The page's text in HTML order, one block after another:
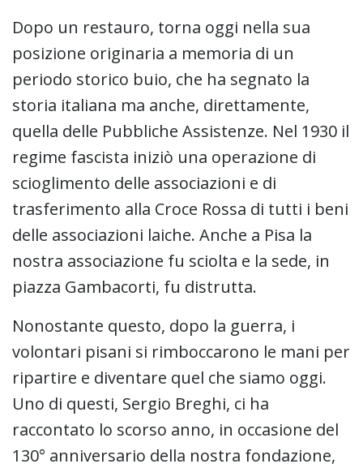
Dopo un restauro, torna oggi nella sua
posizione originaria a memoria di un
periodo storico buio, che ha segnato la
storia italiana ma anche, direttamente,
quella delle Pubbliche Assistenze. Nel 1930 il
regime fascista iniziò una operazione di
scioglimento delle associazioni e di
trasferimento alla Croce Rossa di tutti i beni
delle associazioni laiche. Anche a Pisa la
nostra associazione fu sciolta e la sede, in
piazza Gambacorti, fu distrutta.
Nonostante questo, dopo la guerra, i
volontari pisani si rimboccarono le mani per
ripartire e diventare quel che siamo oggi.
Uno di questi, Sergio Breghi, ci ha
raccontato lo scorso anno, in occasione del
130° anniversario della nostra fondazione,